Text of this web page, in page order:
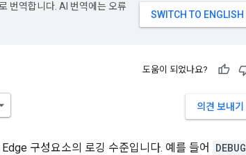
번역합니다. AI 번역에는 오류
도움이 되었나요?
의견 보내기
구성요소의 로깅 수준입니다. 예를 들어
DEBUG